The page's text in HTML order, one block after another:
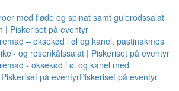
med fløde og spinat samt gulerodssalat
| Piskeriset på eventyr
– oksekød i øl og kanel, pastinakmos
og rosenkålssalat | Piskeriset på eventyr
- oksekød i øl og kanel med
på eventyrPiskeriset på eventyr